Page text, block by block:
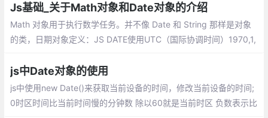
Js基础_关于Math对象和Date对象的介绍
Math 对象用于执行数学任务。并不像 Date 和 String 那样是对象
的类，日期对象定义：JS DATE使用UTC（国际协调时间）1970,1,
们要对日期进行获取和操作，必须实例化对象。
js中Date对象的使用
js中使用new Date()来获取当前设备的时间，修改当前设备的时间;
0时区时间比当前时间慢的分钟数 除以60就是当前时区 负数表示比